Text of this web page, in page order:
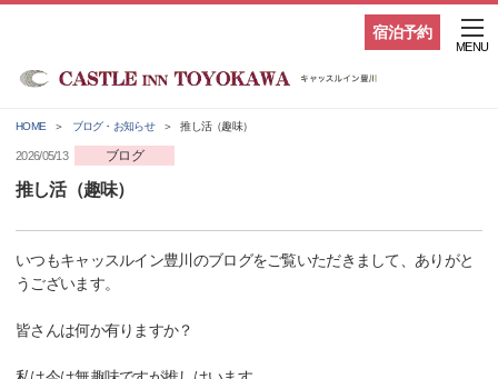
宿泊予約
MENU
HOME ブログ・お知らせ 推し活（趣味）
2026/05/13 ブログ
推し活（趣味）
いつもキャッスルイン豊川のブログをご覧いただきまして、ありがと
うございます。
皆さんは何か有りますか？